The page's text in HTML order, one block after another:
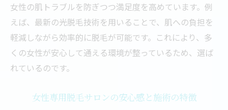
女性の肌トラブルを防ぎつつ満足度を高めています。例
えば、最新の光脱毛技術を用いることで、肌への負担を
軽減しながら効率的に脱毛が可能です。これにより、多
くの女性が安心して通える環境が整っているため、選ば
れているのです。
女性専用脱毛サロンの安心感と施術の特徴